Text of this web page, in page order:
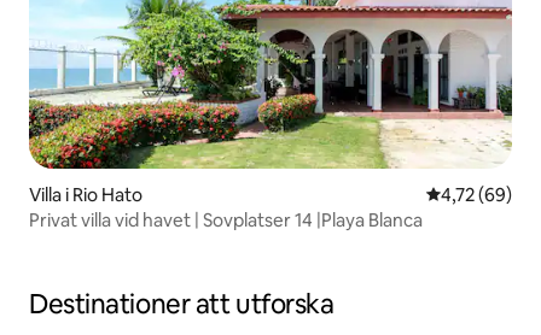
Villa i Rio Hato 4,72 av 5 i
4,72 (69)
Privat villa vid havet | Sovplatser 14 |Playa Blanca
Destinationer att utforska